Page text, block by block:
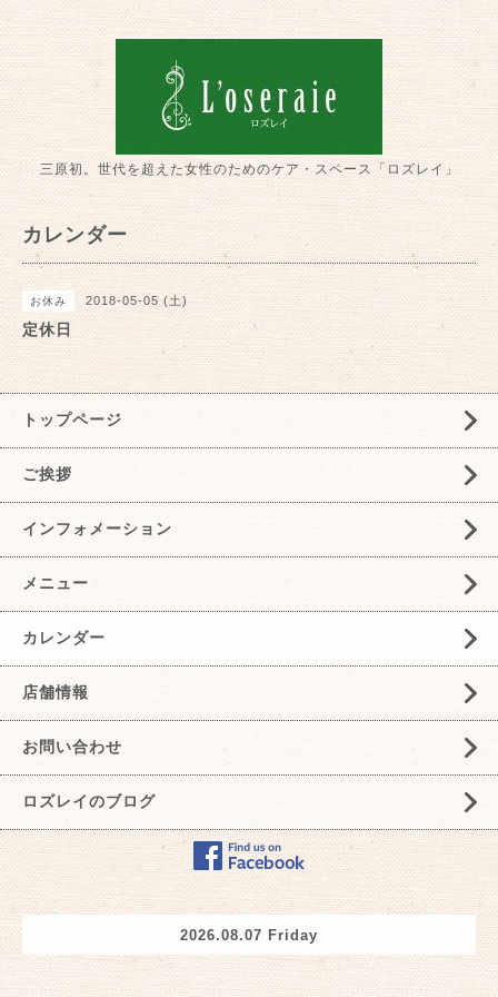
三原初。世代を超えた女性のためのケア・スペース「ロズレイ」
カレンダー
お休み 2018-05-05 (土)
定休日
トップページ
ご挨拶
インフォメーション
メニュー
カレンダー
店舗情報
お問い合わせ
ロズレイのブログ
2026.08.07 Friday